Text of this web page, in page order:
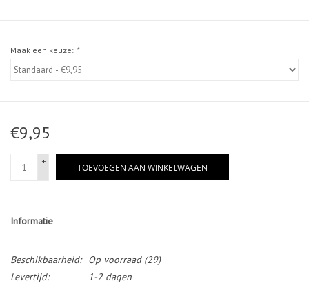
Maak een keuze: *
€9,95
+
-
TOEVOEGEN AAN WINKELWAGEN
Informatie
Beschikbaarheid: Op voorraad(29)
Levertijd:
1-2 dagen